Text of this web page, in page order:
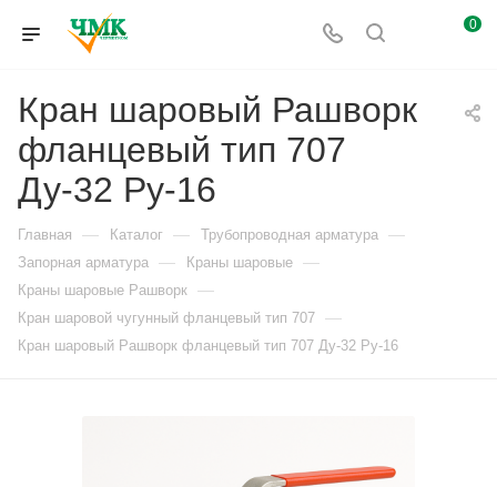
0
Кран шаровый Рашворк
фланцевый тип 707
Ду-32 Ру-16
Главная — Каталог — Трубопроводная арматура —
Запорная арматура — Краны шаровые —
Краны шаровые Рашворк —
Кран шаровой чугунный фланцевый тип 707 —
Кран шаровый Рашворк фланцевый тип 707 Ду-32 Ру-16